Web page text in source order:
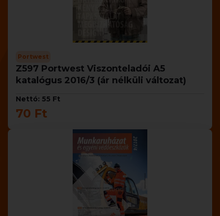
Portwest
Z597 Portwest Viszonteladói A5
katalógus 2016/3 (ár nélküli változat)
Nettó: 55 Ft
70 Ft